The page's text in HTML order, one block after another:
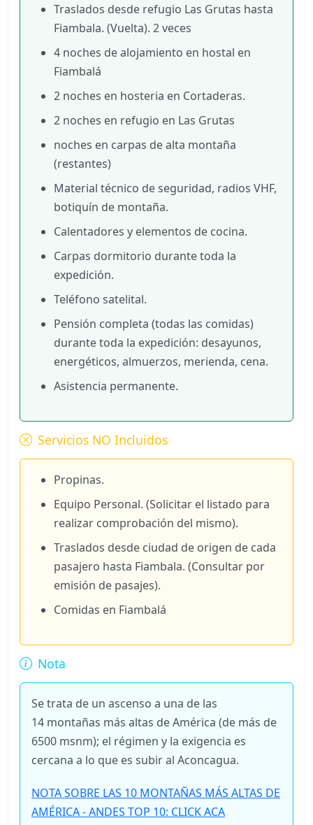
Traslados desde refugio Las Grutas hasta
Fiambala. (Vuelta). 2 veces
4 noches de alojamiento en hostal en
Fiambalá
2 noches en hosteria en Cortaderas.
2 noches en refugio en Las Grutas
noches en carpas de alta montaña
(restantes)
Material técnico de seguridad, radios VHF,
botiquín de montaña.
Calentadores y elementos de cocina.
Carpas dormitorio durante toda la
expedición.
Teléfono satelital.
Pensión completa (todas las comidas)
durante toda la expedición: desayunos,
energéticos, almuerzos, merienda, cena.
Asistencia permanente.
Servicios NO Incluidos
Propinas.
Equipo Personal. (Solicitar el listado para
realizar comprobación del mismo).
Traslados desde ciudad de origen de cada
pasajero hasta Fiambala. (Consultar por
emisión de pasajes).
Comidas en Fiambalá
Nota
Se trata de un ascenso a una de las
14 montañas más altas de América (de más de
6500 msnm); el régimen y la exigencia es
cercana a lo que es subir al Aconcagua.
NOTA SOBRE LAS 10 MONTAÑAS MÁS ALTAS DE
AMÉRICA - ANDES TOP 10: CLICK ACA